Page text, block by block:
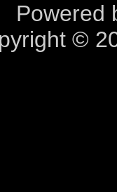
Powered
©